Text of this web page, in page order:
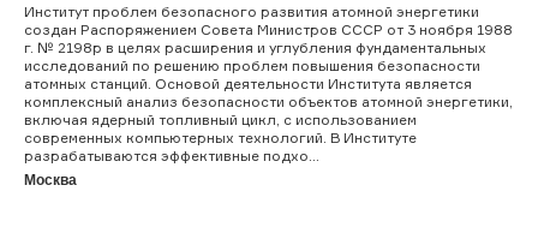
Институт проблем безопасного развития атомной энергетики
создан Распоряжением Совета Министров СССР от 3 ноября 1988
г. № 2198р в целях расширения и углубления фундаментальных
исследований по решению проблем повышения безопасности
атомных станций. Основой деятельности Института является
комплексный анализ безопасности объектов атомной энергетики,
включая ядерный топливный цикл, с использованием
современных компьютерных технологий. В Институте
разрабатываются эффективные подхо...
Москва